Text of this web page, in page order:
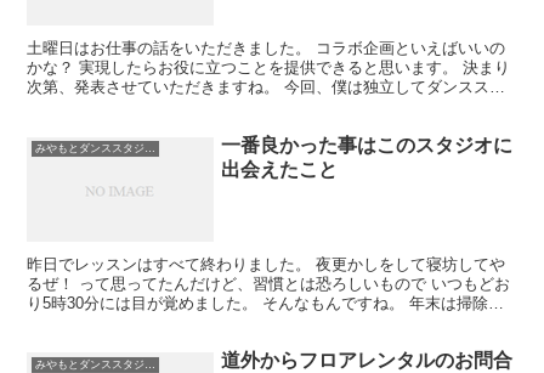
土曜日はお仕事の話をいただきました。 コラボ企画といえばいいの
かな？ 実現したらお役に立つことを提供できると思います。 決まり
次第、発表させていただきますね。 今回、僕は独立してダンススタ
みやもとダンススタジオ札幌
一番良かった事はこのスタジオに
出会えたこと
昨日でレッスンはすべて終わりました。 夜更かしをして寝坊してや
るぜ！ って思ってたんだけど、習慣とは恐ろしいもので いつもどお
り5時30分には目が覚めました。 そんなもんですね。 年末は掃除を
みやもとダンススタジオ札幌
道外からフロアレンタルのお問合